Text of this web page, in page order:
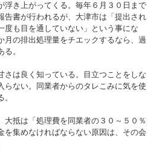
浮き上がってくる。毎年６月３０日まで
告書が行われるが、大津市は「提出され
度も目を通していない」という事にな
月の排出処理量をチエックするなら、過
。
さは良く知っている。目立つことをしな
らない。同業者からのタレこみに気を使
大抵は「処理費を同業者の３０～５０％
を集めなければならない原因は、その会